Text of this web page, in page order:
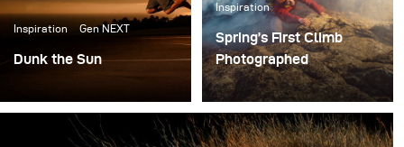
Inspiration Gen NEXT
Dunk the Sun
with an interesting idea.
“We would like you to
Inspiration
Spring’s First Climb
Photographed
For adventure
photographer Jay Kolsch,
a shoot outdoors means